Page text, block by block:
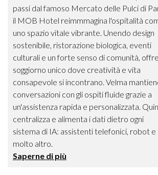
passi dal famoso Mercato delle Pulci di
il MOB Hotel reimmmagina l'ospitalità
uno spazio vitale vibrante. Unendo design
sostenibile, ristorazione biologica, eventi
culturali e un forte senso di comunità,
soggiorno unico dove creatività e vita
consapevole si incontrano. Velma
conversazioni con gli ospiti fluide grazie a
un'assistenza rapida e personalizzata.
centralizza e alimenta i dati dietro ogni
sistema di IA: assistenti telefonici, robot e
molto altro.
Saperne di più